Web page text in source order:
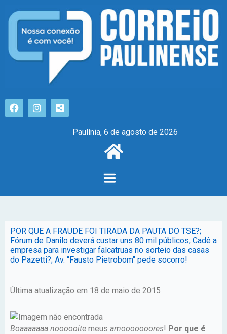
Paulínia, 6 de agosto de 2026
POR QUE A FRAUDE FOI TIRADA DA PAUTA DO TSE?;
Fórum de Danilo deverá custar uns 80 mil públicos; Cadê a
empresa para investigar falcatruas no sorteio das casas
do Pazetti?; Av. “Fausto Pietrobom" pede socorro!
Última atualização em 18 de maio de 2015
Boaaaaaaa noooooite meus amooooooores! Por que é